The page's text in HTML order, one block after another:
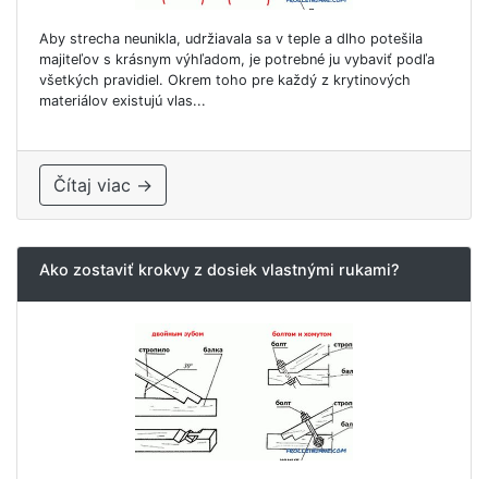
Aby strecha neunikla, udržiavala sa v teple a dlho potešila
majiteľov s krásnym výhľadom, je potrebné ju vybaviť podľa
všetkých pravidiel. Okrem toho pre každý z krytinových
materiálov existujú vlas...
Čítaj viac →
Ako zostaviť krokvy z dosiek vlastnými rukami?